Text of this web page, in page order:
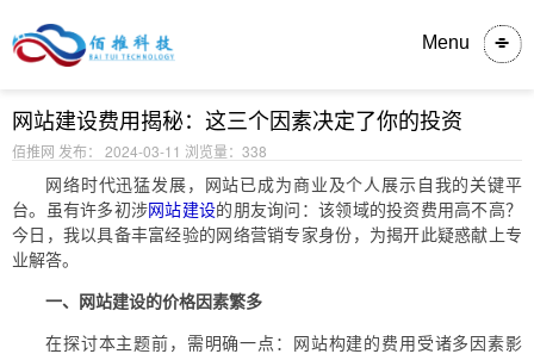
Menu
网站建设费用揭秘：这三个因素决定了你的投资
佰推网 发布： 2024-03-11 浏览量：338
网络时代迅猛发展，网站已成为商业及个人展示自我的关键平
台。虽有许多初涉网站建设的朋友询问：该领域的投资费用高不高？
今日，我以具备丰富经验的网络营销专家身份，为揭开此疑惑献上专
业解答。
一、网站建设的价格因素繁多
在探讨本主题前，需明确一点：网站构建的费用受诸多因素影